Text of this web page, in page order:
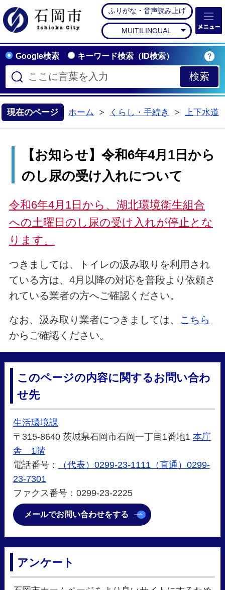
石岡市公式ホームペー
ふりがな・音声読み上げ
MUITILINGUAL
Google検索 キーワード検索（ID検索）
現在のページ ホーム
くらし・手続き
上下水道
【お知らせ】令和6年4月1日から
のし尿の受け入れについて
令和6年4月1日から、湖北環境衛生組合
への土曜日のし尿の受け入れが停止とな
ります。
つきましては、トイレの汲み取りを利用され
ている方は、4月以降の対応を普段より依頼さ
れている業者の方へご確認ください。
なお、汲み取り業者につきましては、 こちら
からご確認ください。
このページの内容に関するお問い合わ
せ先
生活環境課
〒315-8640 茨城県石岡市石岡一丁目1番地1 本庁
舎 1階
電話番号：
（代表）0299-23-1111（直通）0299-
23-7301
ファクス番号：0299-23-2225
メールでお問い合わせをする
アンケート